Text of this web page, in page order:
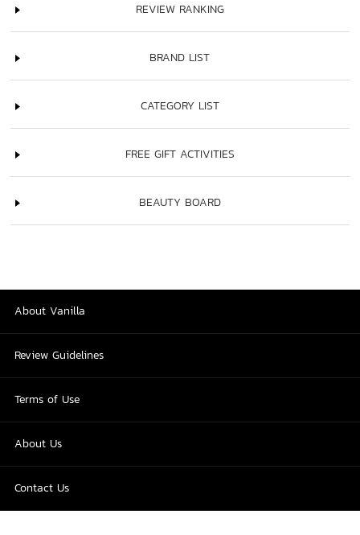
REVIEW RANKING
BRAND LIST
CATEGORY LIST
FREE GIFT ACTIVITIES
BEAUTY BOARD
About Vanilla
Review Guidelines
Terms of Use
About Us
Contact Us